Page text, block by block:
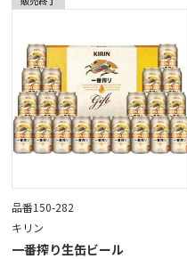
品番150-282
キリン
一番搾り生缶ビール